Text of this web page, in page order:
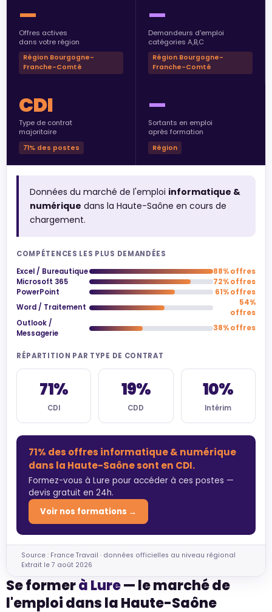
—
Offres actives
dans votre région
Région Bourgogne-
Franche-Comté
—
Demandeurs d'emploi
catégories A,B,C
Région Bourgogne-
Franche-Comté
CDI
Type de contrat
majoritaire
71% des postes
—
Sortants en emploi
après formation
Région
Données du marché de l'emploi informatique &
numérique dans la Haute-Saône en cours de
chargement.
COMPÉTENCES LES PLUS DEMANDÉES
Excel / Bureautique
88% offres
Microsoft 365
72% offres
PowerPoint
61% offres
Word / Traitement
54%
offres
Outlook /
Messagerie
38% offres
RÉPARTITION PAR TYPE DE CONTRAT
71%
CDI
19%
CDD
10%
Intérim
71% des offres informatique & numérique
dans la Haute-Saône sont en CDI.
Formez-vous à Lure pour accéder à ces postes —
devis gratuit en 24h.
Voir nos formations →
Source : France Travail · données officielles au niveau régional
Extrait le 7 août 2026
Se formerà Lure— le marché de
l'emploi dans la Haute-Saône